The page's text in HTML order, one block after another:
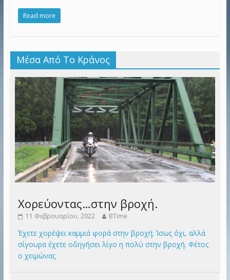
Read more
Μέσα Από Το Κράνος
Χορεύοντας…στην βροχή.
11 Φεβρουαρίου, 2022 BTime
Έχετε χορέψει καμμιά φορά στην βροχή; Ίσως όχι, αλλά
σίγουρα έχετε οδηγήσει λίγο η πολύ στην βροχή. Φέτος
ο χειμώνας